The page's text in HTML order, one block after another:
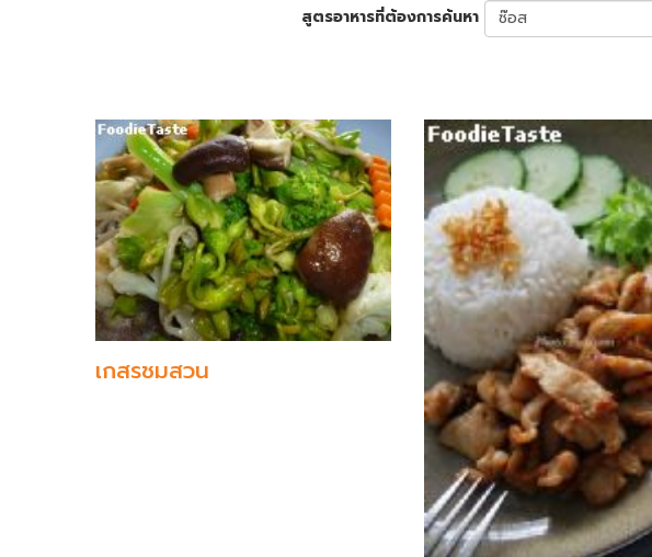
สูตรอาหารที่ต้องการค้นหา
เกสรชมสวน